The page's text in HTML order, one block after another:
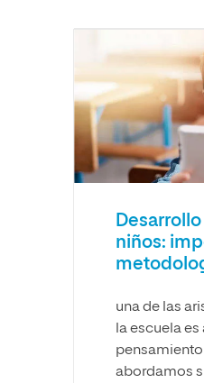
Ciencias de la
Ciencias
Humanidades
Artes
Música
Ciencias de la
Ciencias
Humanidades
Artes
niños:
una de las
la escuela
pensamiento
abordamos